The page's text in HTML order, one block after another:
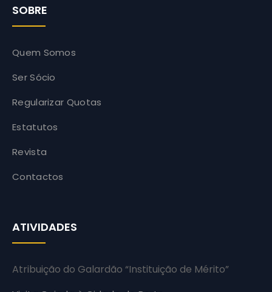
SOBRE
Quem Somos
Ser Sócio
Regularizar Quotas
Estatutos
Revista
Contactos
ATIVIDADES
Atribuição do Galardão “Instituição de Mérito”